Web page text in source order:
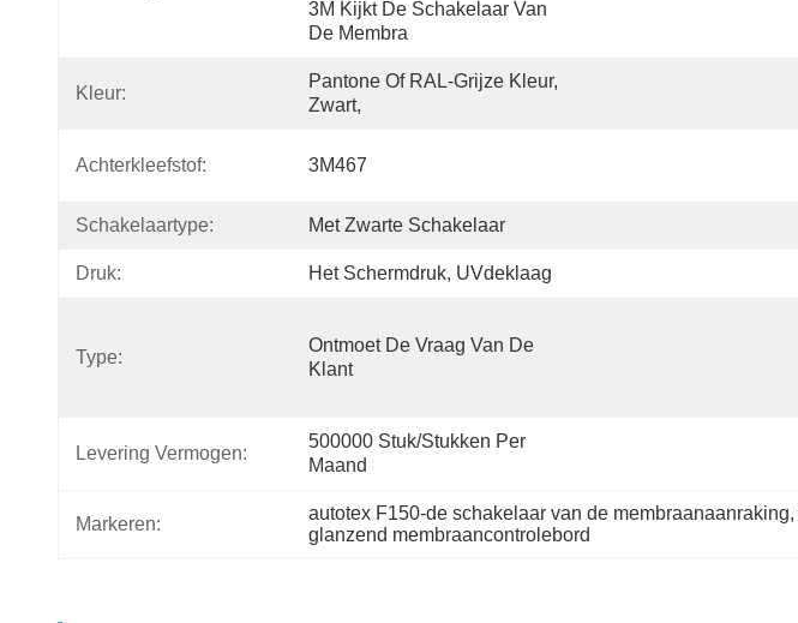
3M Kijkt De Schakelaar Van
De Membra
Kleur:
Pantone Of RAL-Grijze Kleur,
Zwart,
Achterkleefstof: 3M467
Schakelaartype: Met Zwarte Schakelaar
Druk: Het Schermdruk, UVdeklaag
Type:
Ontmoet De Vraag Van De
Klant
Levering Vermogen:
500000 Stuk/Stukken Per
Maand
Markeren:
autotex F150-de schakelaar van de membraanaanraking,
glanzend membraancontrolebord